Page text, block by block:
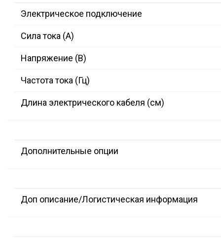
Электрическое подключение
Сила тока (А)
Напряжение (В)
Частота тока (Гц)
Длина электрического кабеля (см)
Дополнительные опции
Доп описание/Логистическая информация